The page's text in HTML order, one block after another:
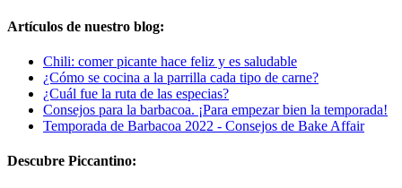
Artículos de nuestro blog:
Chili: comer picante hace feliz y es saludable
¿Cómo se cocina a la parrilla cada tipo de carne?
¿Cuál fue la ruta de las especias?
Consejos para la barbacoa. ¡Para empezar bien la temporada!
Temporada de Barbacoa 2022 - Consejos de Bake Affair
Descubre Piccantino: